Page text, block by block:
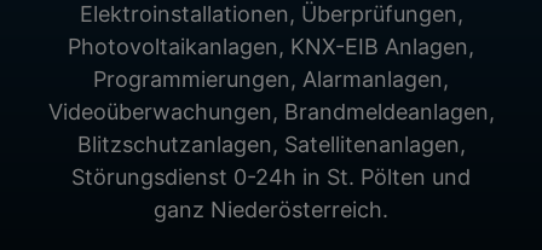
Elektroinstallationen, Überprüfungen,
Photovoltaikanlagen, KNX-EIB Anlagen,
Programmierungen, Alarmanlagen,
Videoüberwachungen, Brandmeldeanlagen,
Blitzschutzanlagen, Satellitenanlagen,
Störungsdienst 0-24h in St. Pölten und
ganz Niederösterreich.